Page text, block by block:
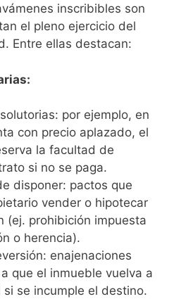
inscribibles son
el pleno ejercicio del
Entre ellas destacan:
por ejemplo, en
con precio aplazado, el
la facultad de
si no se paga.
disponer: pactos que
vender o hipotecar
(ej. prohibición impuesta
o herencia).
enajenaciones
que el inmueble vuelva a
se incumple el destino.